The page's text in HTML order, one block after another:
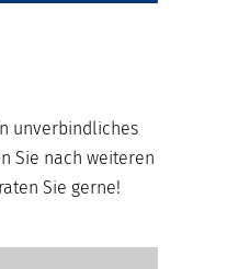
unverbindliches
Sie nach weiteren
Sie gerne!